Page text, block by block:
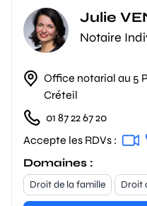
Julie
Notaire
Office notarial au 5
Créteil
01 87 22 67 20
Accepte les RDVs :
Domaines :
Droit de la famille Droit